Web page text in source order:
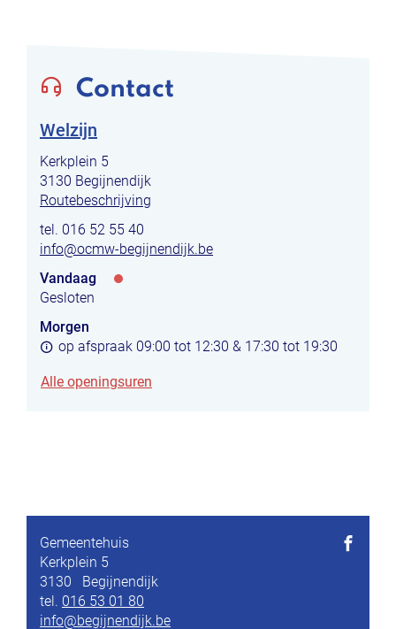
Contact
Welzijn
Adres
Kerkplein 5
,3130 Begijnendijk
Routebeschrijving
tel. 016 52 55 40
E-
info@ocmw-begijnendijk.be
Openingsuren
Vandaag
Gesloten
Morgen
op afspraak 09:00 tot 12:30 & 17:30 tot 19:30
Alle openingsuren
Gemeentehuis
Adres
Kerkplein 5
3130
Begijnendijk
tel. 016 53 01 80
E-
info@begijnendijk.be